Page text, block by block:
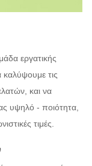
εργατικής
τις
και να
υψηλό - ποιότητα,
τιμές.